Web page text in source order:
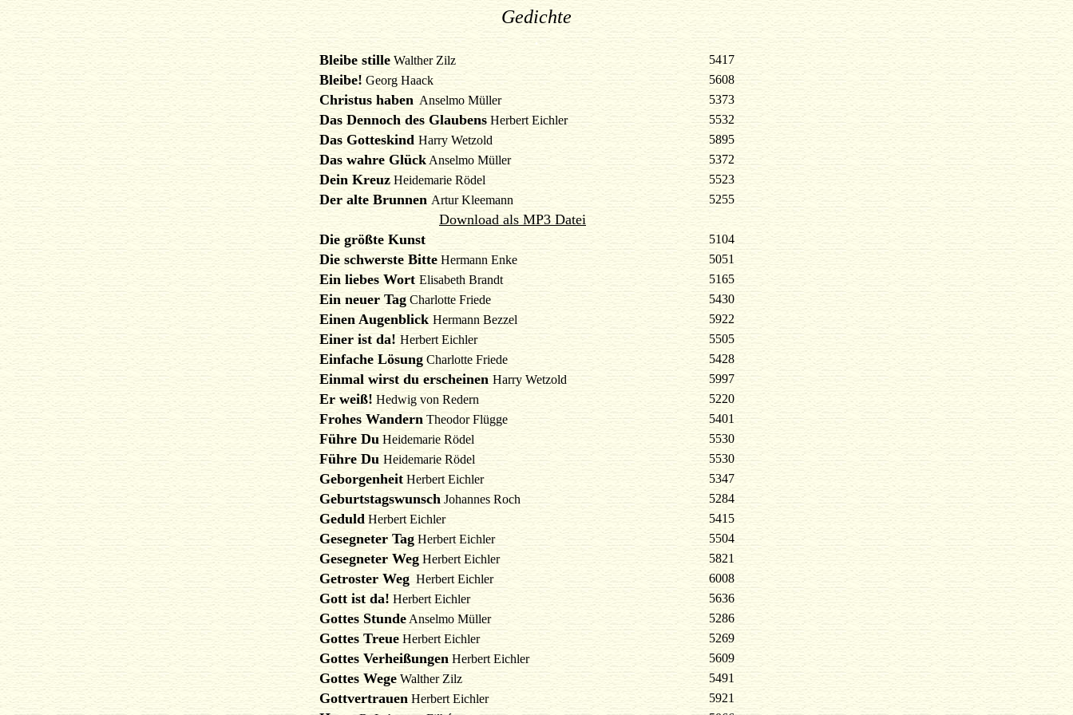
Gedichte
.
Bleibe stille Walther Zilz 5417
Bleibe! Georg Haack 5608
Christus haben Anselmo Müller 5373
Das Dennoch des Glaubens Herbert Eichler 5532
Das Gotteskind Harry Wetzold 5895
Das wahre Glück Anselmo Müller 5372
Dein Kreuz Heidemarie Rödel 5523
Der alte Brunnen Artur Kleemann 5255
Download als MP3 Datei
Die größte Kunst
5104
Die schwerste Bitte Hermann Enke 5051
Ein liebes Wort Elisabeth Brandt 5165
Ein neuer Tag Charlotte Friede 5430
Einen Augenblick Hermann Bezzel 5922
Einer ist da! Herbert Eichler 5505
Einfache Lösung Charlotte Friede 5428
Einmal wirst du erscheinen Harry Wetzold 5997
Er weiß! Hedwig von Redern 5220
Frohes Wandern Theodor Flügge 5401
Führe Du Heidemarie Rödel 5530
Führe Du Heidemarie Rödel 5530
Geborgenheit Herbert Eichler 5347
Geburtstagswunsch Johannes Roch 5284
Geduld Herbert Eichler 5415
Gesegneter Tag Herbert Eichler 5504
Gesegneter Weg Herbert Eichler 5821
Getroster Weg Herbert Eichler 6008
Gott ist da! Herbert Eichler 5636
Gottes Stunde Anselmo Müller 5286
Gottes Treue Herbert Eichler 5269
Gottes Verheißungen Herbert Eichler 5609
Gottes Wege Walther Zilz 5491
Gottvertrauen Herbert Eichler 5921